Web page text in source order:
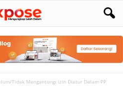
Tidak Mengantongi izin Diatur Dalam PP